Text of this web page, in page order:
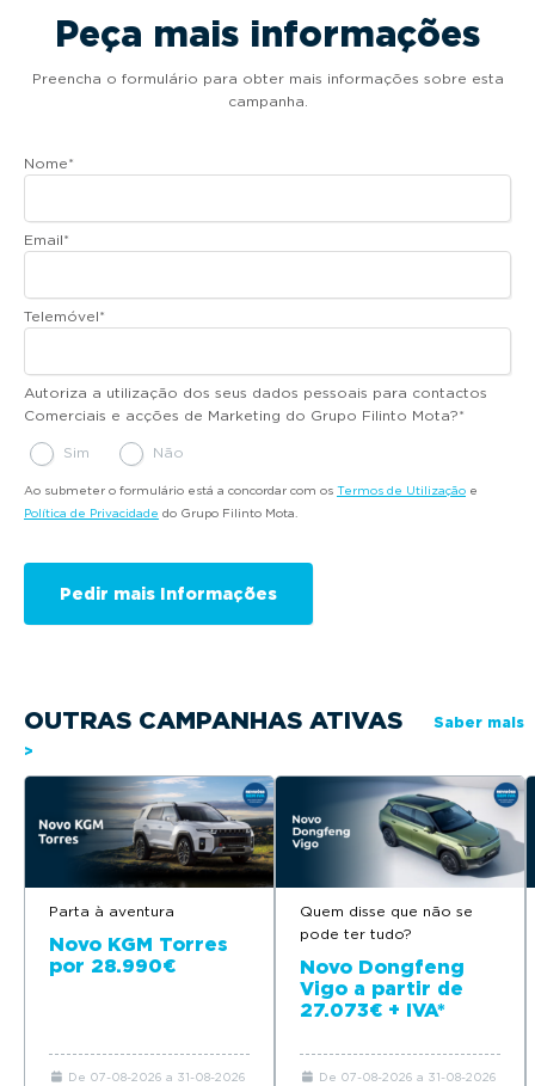
Peça mais informações
Preencha o formulário para obter mais informações sobre esta
campanha.
Nome*
Email*
Telemóvel*
Autoriza a utilização dos seus dados pessoais para contactos
Comerciais e acções de Marketing do Grupo Filinto Mota?*
Sim Não
Ao submeter o formulário está a concordar com os Termos de Utilização e
Política de Privacidade do Grupo Filinto Mota.
OUTRAS CAMPANHAS ATIVAS
Saber mais
>
Parta à aventura
Novo KGM Torres
por 28.990€
De 07-08-2026 a 31-08-2026
Quem disse que não se
pode ter tudo?
Novo Dongfeng
Vigo a partir de
27.073€ + IVA*
De 07-08-2026 a 31-08-2026